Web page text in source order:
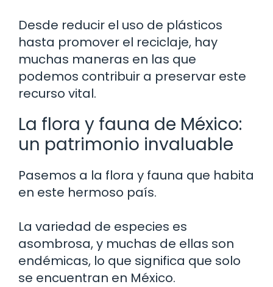
Desde reducir el uso de plásticos
hasta promover el reciclaje, hay
muchas maneras en las que
podemos contribuir a preservar este
recurso vital.
La flora y fauna de México:
un patrimonio invaluable
Pasemos a la flora y fauna que habita
en este hermoso país.
La variedad de especies es
asombrosa, y muchas de ellas son
endémicas, lo que significa que solo
se encuentran en México.